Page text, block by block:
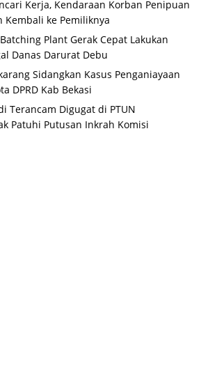
Kerja, Kendaraan Korban Penipuan
Kembali ke Pemiliknya
Plant Gerak Cepat Lakukan
Danas Darurat Debu
Sidangkan Kasus Penganiayaan
DPRD Kab Bekasi
Terancam Digugat di PTUN
Patuhi Putusan Inkrah Komisi